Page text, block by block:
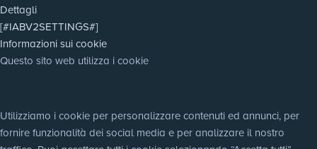
Dettagli
[#IABV2SETTINGS#]
Informazioni sui cookie
Questo sito web utilizza i cookie
Utilizziamo i cookie per personalizzare contenuti ed annunci, per
fornire funzionalità dei social media e per analizzare il nostro